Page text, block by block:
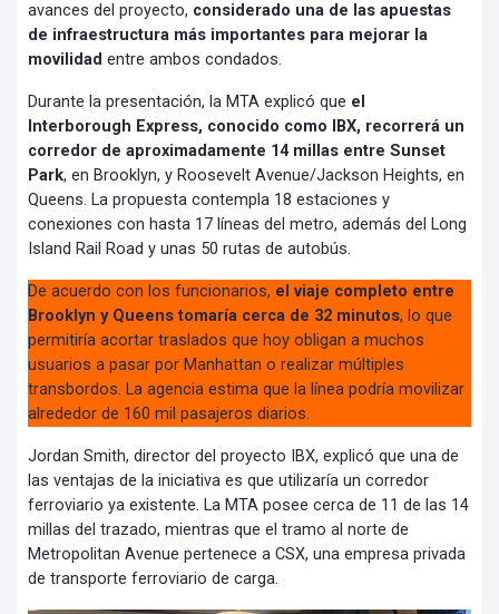
avances del proyecto, considerado una de las apuestas
de infraestructura más importantes para mejorar la
movilidad entre ambos condados.
Durante la presentación, la MTA explicó que el
Interborough Express, conocido como IBX, recorrerá un
corredor de aproximadamente 14 millas entre Sunset
Park, en Brooklyn, y Roosevelt Avenue/Jackson Heights, en
Queens. La propuesta contempla 18 estaciones y
conexiones con hasta 17 líneas del metro, además del Long
Island Rail Road y unas 50 rutas de autobús.
De acuerdo con los funcionarios, el viaje completo entre
Brooklyn y Queens tomaría cerca de 32 minutos, lo que
permitiría acortar traslados que hoy obligan a muchos
usuarios a pasar por Manhattan o realizar múltiples
transbordos. La agencia estima que la línea podría movilizar
alrededor de 160 mil pasajeros diarios.
Jordan Smith, director del proyecto IBX, explicó que una de
las ventajas de la iniciativa es que utilizaría un corredor
ferroviario ya existente. La MTA posee cerca de 11 de las 14
millas del trazado, mientras que el tramo al norte de
Metropolitan Avenue pertenece a CSX, una empresa privada
de transporte ferroviario de carga.